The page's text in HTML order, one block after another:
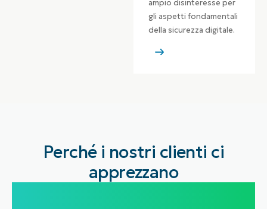
ampio disinteresse per
gli aspetti fondamentali
della sicurezza digitale.
Perché i nostri clienti ci
apprezzano